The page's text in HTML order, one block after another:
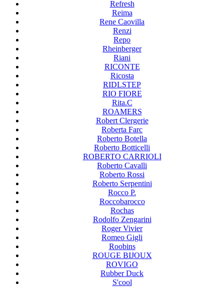
Refresh
Reima
Rene Caovilla
Renzi
Repo
Rheinberger
Riani
RICONTE
Ricosta
RIDLSTEP
RIO FIORE
Rita.C
ROAMERS
Robert Clergerie
Roberta Farc
Roberto Botella
Roberto Botticelli
ROBERTO CARRIOLI
Roberto Cavalli
Roberto Rossi
Roberto Serpentini
Rocco P.
Roccobarocco
Rochas
Rodolfo Zengarini
Roger Vivier
Romeo Gigli
Roobins
ROUGE BIJOUX
ROVIGO
Rubber Duck
S'cool